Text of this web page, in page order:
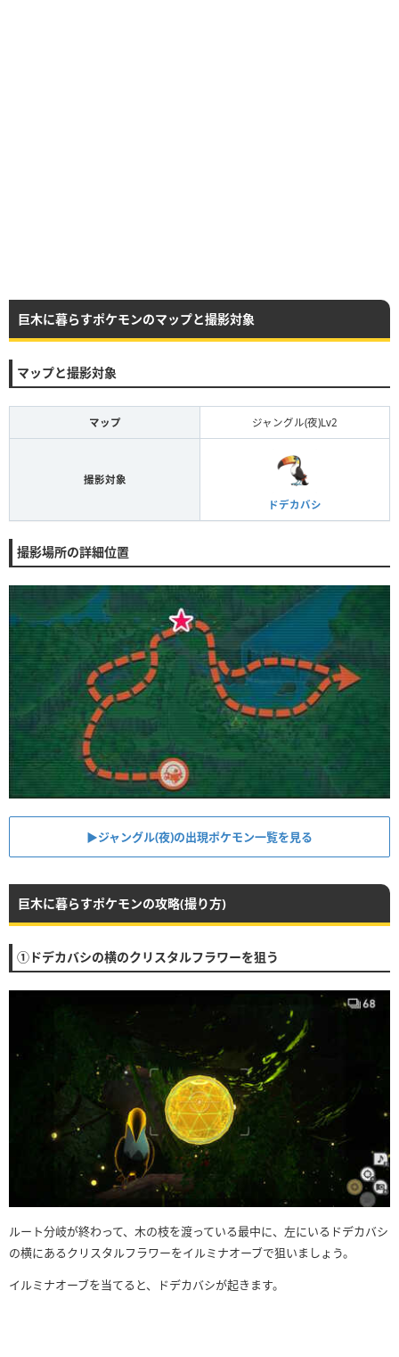
巨木に暮らすポケモンのマップと撮影対象
マップと撮影対象
マップ ジャングル(夜)Lv2
撮影対象
ドデカバシ
撮影場所の詳細位置
▶︎ジャングル(夜)の出現ポケモン一覧を見る
巨木に暮らすポケモンの攻略(撮り方)
①ドデカバシの横のクリスタルフラワーを狙う
ルート分岐が終わって、木の枝を渡っている最中に、左にいるドデカバシ
の横にあるクリスタルフラワーをイルミナオーブで狙いましょう。
イルミナオーブを当てると、ドデカバシが起きます。